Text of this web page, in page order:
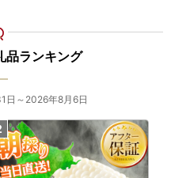
品ランキング
日～2026年8月6日